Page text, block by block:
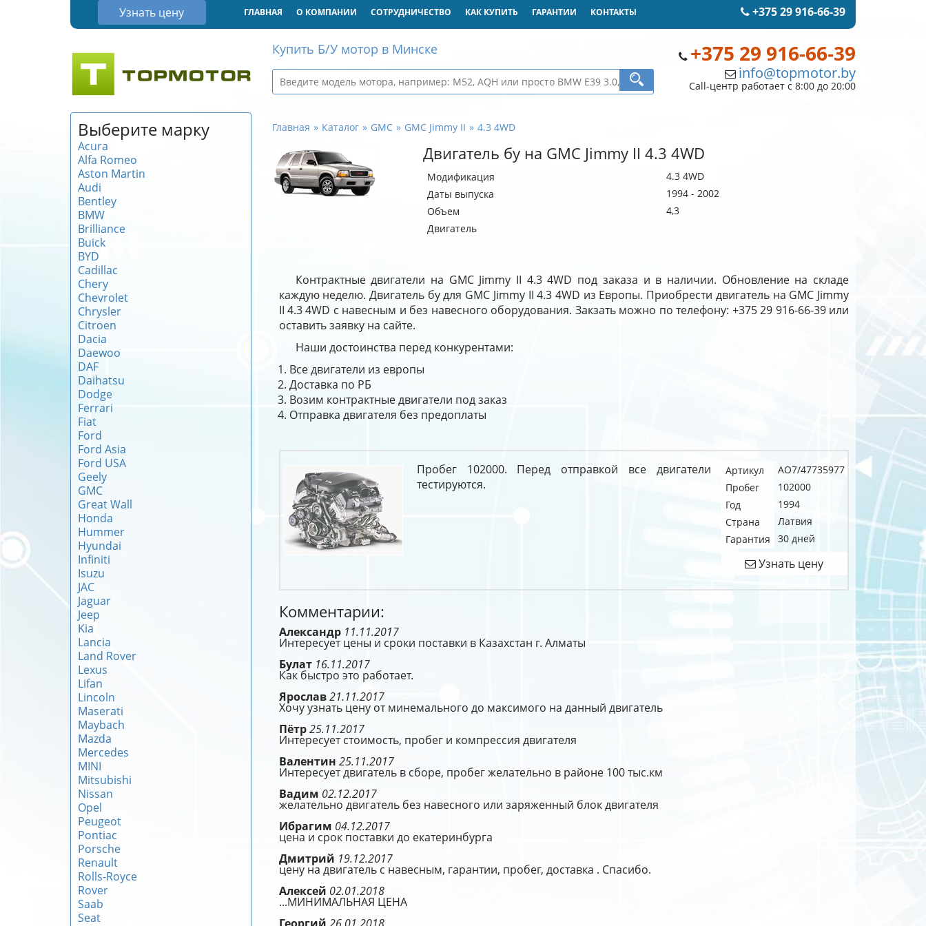
Узнать цену +375 29 916-66-39
ГЛАВНАЯ О КОМПАНИИ СОТРУДНИЧЕСТВО КАК КУПИТЬ ГАРАНТИИ КОНТАКТЫ
+375 29 916-66-39
info@topmotor.by
Call-центр работает с 8:00 до 20:00
Купить Б/У мотор в Минске
Выберите марку
Acura
Alfa Romeo
Aston Martin
Audi
Bentley
BMW
Brilliance
Buick
BYD
Cadillac
Chery
Chevrolet
Chrysler
Citroen
Dacia
Daewoo
DAF
Daihatsu
Dodge
Ferrari
Fiat
Ford
Ford Asia
Ford USA
Geely
GMC
Great Wall
Honda
Hummer
Hyundai
Infiniti
Isuzu
JAC
Jaguar
Jeep
Kia
Lancia
Land Rover
Lexus
Lifan
Lincoln
Maserati
Maybach
Mazda
Mercedes
MINI
Mitsubishi
Nissan
Opel
Peugeot
Pontiac
Porsche
Renault
Rolls-Royce
Rover
Saab
Seat
Главная Каталог GMC GMC Jimmy II 4.3 4WD
Двигатель бу на GMC Jimmy II 4.3 4WD
Модификация
4.3 4WD
Даты выпуска
1994 - 2002
Объем
4,3
Двигатель
Контрактные двигатели на GMC Jimmy II 4.3 4WD под заказа и в наличии. Обновление на складе
каждую неделю. Двигатель бу для GMC Jimmy II 4.3 4WD из Европы. Приобрести двигатель на GMC Jimmy
II 4.3 4WD с навесным и без навесного оборудования. Закзать можно по телефону: +375 29 916-66-39 или
оставить заявку на сайте.
Наши достоинства перед конкурентами:
Все двигатели из европы
Доставка по РБ
Возим контрактные двигатели под заказ
Отправка двигателя без предоплаты
Пробег 102000. Перед отправкой все двигатели
тестируются.
Артикул
AO7/47735977
Пробег
102000
Год
1994
Страна
Латвия
Гарантия
30 дней
Узнать цену
Комментарии:
Александр 11.11.2017
Интересует цены и сроки поставки в Казахстан г. Алматы
Булат 16.11.2017
Как быстро это работает.
Ярослав21.11.2017
Хочу узнать цену от минемального до максимого на данный двигатель
Пётр25.11.2017
Интересует стоимость, пробег и компрессия двигателя
Валентин 25.11.2017
Интересует двигатель в сборе, пробег желательно в районе 100 тыс.км
Вадим 02.12.2017
желательно двигатель без навесного или заряженный блок двигателя
Ибрагим 04.12.2017
цена и срок поставки до екатеринбурга
Дмитрий 19.12.2017
цену на двигатель с навесным, гарантии, пробег, доставка . Спасибо.
Алексей 02.01.2018
...МИНИМАЛЬНАЯ ЦЕНА